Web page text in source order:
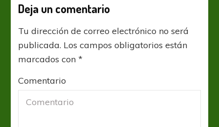
Deja un comentario
Tu dirección de correo electrónico no será
publicada. Los campos obligatorios están
marcados con*
Comentario